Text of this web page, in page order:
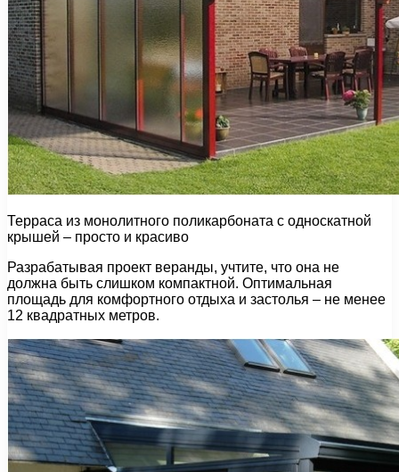
Терраса из монолитного поликарбоната с односкатной
крышей – просто и красиво
Разрабатывая проект веранды, учтите, что она не
должна быть слишком компактной. Оптимальная
площадь для комфортного отдыха и застолья – не менее
12 квадратных метров.